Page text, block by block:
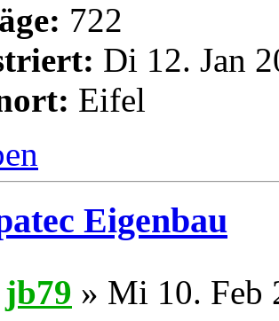
722
Di 12. Jan
Eifel
Eigenbau
jb79 » Mi 10. Feb